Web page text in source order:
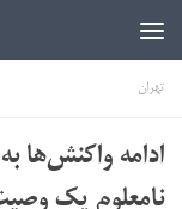
تهران
ادامه واکنش‌ها
نامعلوم یک